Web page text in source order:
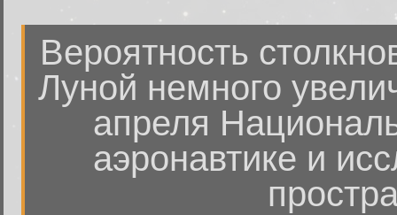
Вероятность
Луной немного
апреля
аэронавтике и